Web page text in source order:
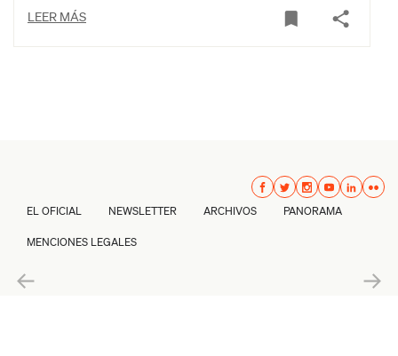
LEER MÁS
EL OFICIAL NEWSLETTER ARCHIVOS PANORAMA
MENCIONES LEGALES